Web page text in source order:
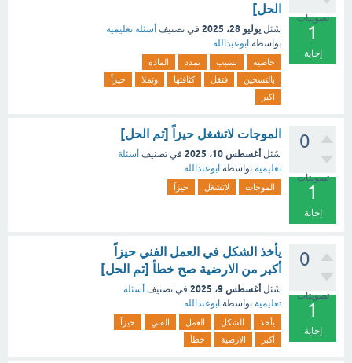
تصويتات
1
إجابة
الحل]
سُئل يوليو 28، 2025 في تصنيف أسئلة تعليمية
بواسطة ابوعبدالله
خاصية تسبب تمدد
المادة
بالتسخين
فتقل كثافتها وتملا
حيزاً
اكبر
0
تصويتات
1
إجابة
الموجات لاتشغل حيزاً [تم الحل]
سُئل أغسطس 10، 2025 في تصنيف أسئلة
تعليمية بواسطة ابوعبدالله
الموجات لاتشغل حيزاً
0
تصويتات
1
إجابة
يأخذ الشكل في العمل الفني حيزاً
أكبر من الارضية صح خطأ [تم الحل]
سُئل أغسطس 9، 2025 في تصنيف أسئلة
تعليمية بواسطة ابوعبدالله
يأخذ الشكل العمل الفني
حيزاً
أكبر
الارضية خطأ